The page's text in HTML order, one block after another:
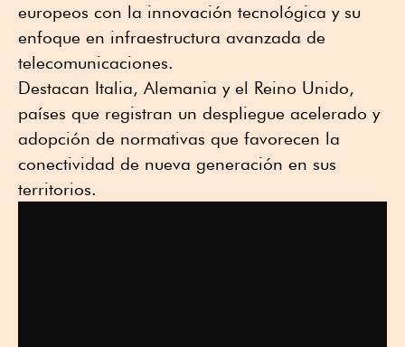
europeos con la innovación tecnológica y su
enfoque en infraestructura avanzada de
telecomunicaciones.
Destacan Italia, Alemania y el Reino Unido,
países que registran un despliegue acelerado y
adopción de normativas que favorecen la
conectividad de nueva generación en sus
territorios.